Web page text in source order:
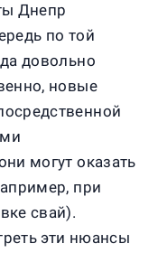
Днепр
по той
довольно
новые
могут оказать
при
свай).
эти нюансы